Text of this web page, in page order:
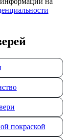
покраской